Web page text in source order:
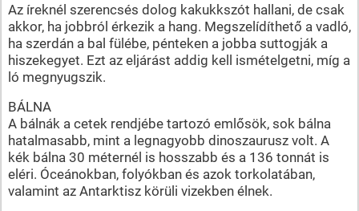
Az íreknél szerencsés dolog kakukkszót hallani, de csak
akkor, ha jobbról érkezik a hang. Megszelídíthető a vadló,
ha szerdán a bal fülébe, pénteken a jobba suttogják a
hiszekegyet. Ezt az eljárást addig kell ismételgetni, míg a
ló megnyugszik.
BÁLNA
A bálnák a cetek rendjébe tartozó emlősök, sok bálna
hatalmasabb, mint a legnagyobb dinoszaurusz volt. A
kék bálna 30 méternél is hosszabb és a 136 tonnát is
eléri. Óceánokban, folyókban és azok torkolatában,
valamint az Antarktisz körüli vizekben élnek.